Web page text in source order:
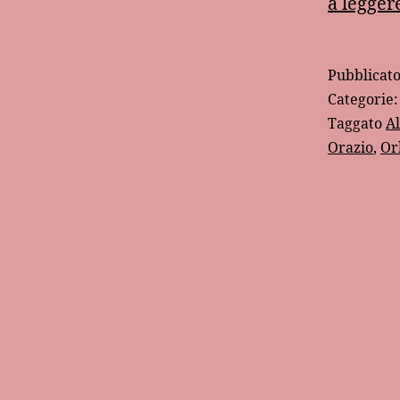
Pubblicato
Categorie:
Taggato
Orazio,